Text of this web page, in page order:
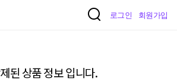
로그인 회원가입
된 상품 정보 입니다.